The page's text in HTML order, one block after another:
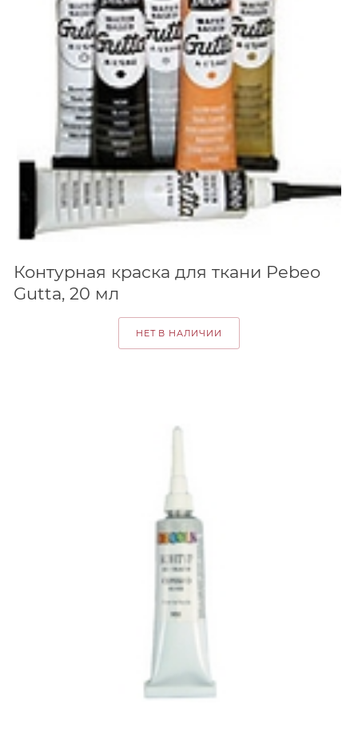
Контурная краска для ткани Pebeo
Gutta, 20 мл
НЕТ В НАЛИЧИИ